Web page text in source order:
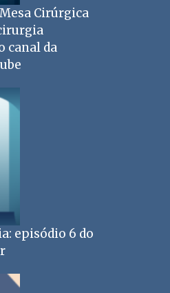
Cirúrgica
canal da
episódio 6 do